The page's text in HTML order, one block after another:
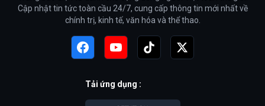
Cập nhật tin tức toàn cầu 24/7, cung cấp thông tin mới nhất về
chính trị, kinh tế, văn hóa và thể thao.
Tải ứng dụng :